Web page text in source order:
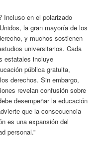
Incluso en el polarizado
la gran mayoría de los
y muchos sostienen
universitarios. Cada
estatales incluye
pública gratuita,
derechos. Sin embargo,
revelan confusión sobre
desempeñar la educación
que la consecuencia
es una expansión del
personal.”